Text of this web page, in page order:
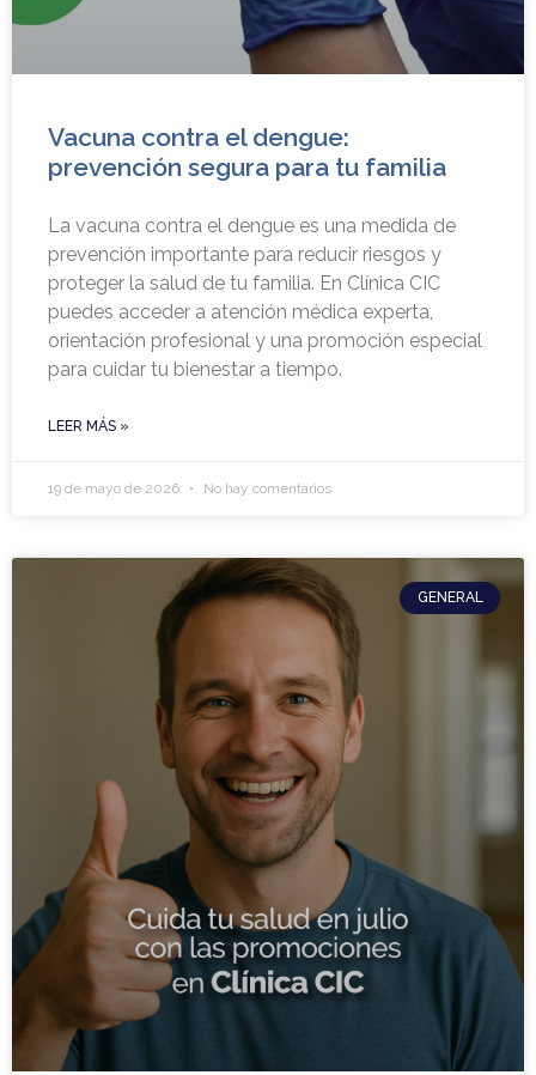
Vacuna contra el dengue:
prevención segura para tu familia
La vacuna contra el dengue es una medida de
prevención importante para reducir riesgos y
proteger la salud de tu familia. En Clínica CIC
puedes acceder a atención médica experta,
orientación profesional y una promoción especial
para cuidar tu bienestar a tiempo.
LEER MÁS »
19 de mayo de 2026 No hay comentarios
GENERAL